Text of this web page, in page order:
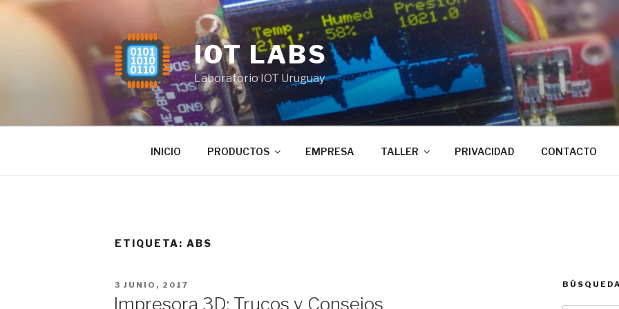
Saltar
IOT LABS
Laboratorio IOT Uruguay
INICIO PRODUCTOS EMPRESA TALLER PRIVACIDAD CONTACTO
ETIQUETA:ABS
PUBLICADO
3 JUNIO, 2017
Impresora 3D: Trucos y Consejos